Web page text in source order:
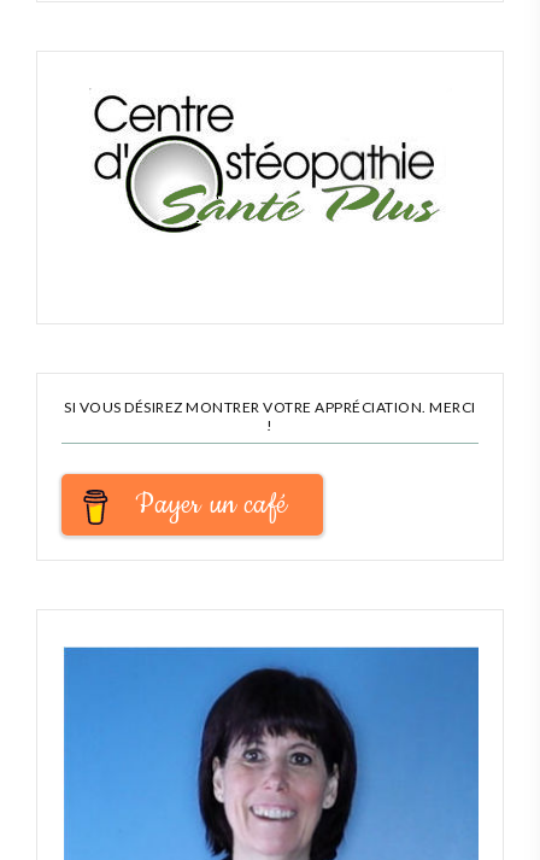
SI VOUS DÉSIREZ MONTRER VOTRE APPRÉCIATION. MERCI
!
Payer un café